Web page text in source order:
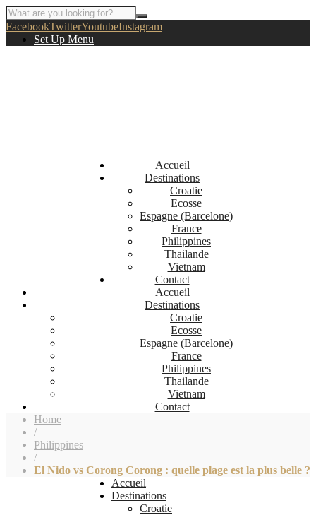
FacebookTwitterYoutubeInstagram
Set Up Menu
Accueil
Destinations
Croatie
Ecosse
Espagne (Barcelone)
France
Philippines
Thailande
Vietnam
Contact
Accueil
Destinations
Croatie
Ecosse
Espagne (Barcelone)
France
Philippines
Thailande
Vietnam
Contact
Home
/
Philippines
/
El Nido vs Corong Corong : quelle plage est la plus belle ?
Accueil
Destinations
Croatie